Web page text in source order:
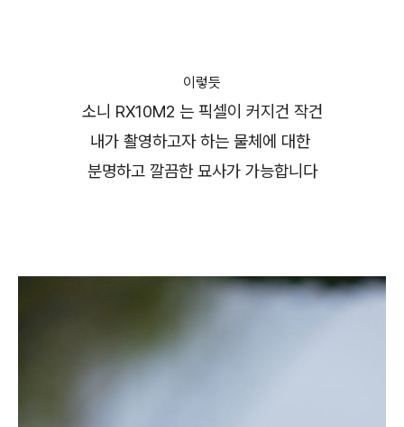
이렇듯
소니 RX10M2 는 픽셀이 커지건 작건
내가 촬영하고자 하는 물체에 대한
분명하고 깔끔한 묘사가 가능합니다